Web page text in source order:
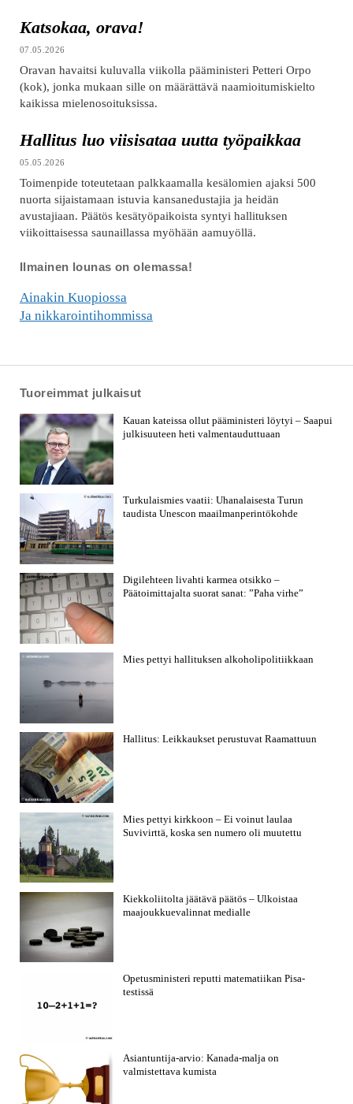
Katsokaa, orava!
07.05.2026
Oravan havaitsi kuluvalla viikolla pääministeri Petteri Orpo
(kok), jonka mukaan sille on määrättävä naamioitumiskielto
kaikissa mielenosoituksissa.
Hallitus luo viisisataa uutta työpaikkaa
05.05.2026
Toimenpide toteutetaan palkkaamalla kesälomien ajaksi 500
nuorta sijaistamaan istuvia kansanedustajia ja heidän
avustajiaan. Päätös kesätyöpaikoista syntyi hallituksen
viikoittaisessa saunaillassa myöhään aamuyöllä.
Ilmainen lounas on olemassa!
Ainakin Kuopiossa
Ja nikkarointihommissa
Tuoreimmat julkaisut
Kauan kateissa ollut pääministeri löytyi – Saapui
julkisuuteen heti valmentauduttuaan
Turkulaismies vaatii: Uhanalaisesta Turun
taudista Unescon maailmanperintökohde
Digilehteen livahti karmea otsikko –
Päätoimittajalta suorat sanat: ”Paha virhe”
Mies pettyi hallituksen alkoholipolitiikkaan
Hallitus: Leikkaukset perustuvat Raamattuun
Mies pettyi kirkkoon – Ei voinut laulaa
Suvivirttä, koska sen numero oli muutettu
Kiekkoliitolta jäätävä päätös – Ulkoistaa
maajoukkuevalinnat medialle
Opetusministeri reputti matematiikan Pisa-
testissä
Asiantuntija-arvio: Kanada-malja on
valmistettava kumista